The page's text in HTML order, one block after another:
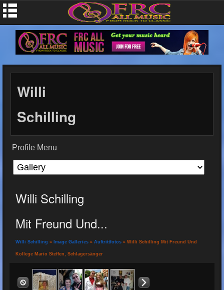
Willi
Schilling
Profile Menu
Willi Schilling
Mit Freund Und...
Willi Schilling » Image Galleries » Auftrittfotos » Willi Schilling Mit Freund Und
Kollege Mario Steffen, Schlagersänger